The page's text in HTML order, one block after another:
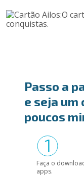
Passo a
e seja um
poucos
Faça o
apps.